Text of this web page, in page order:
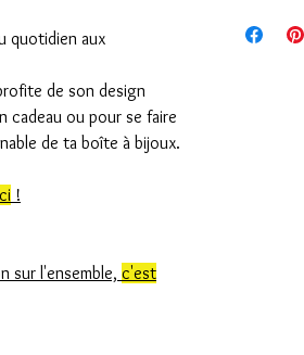
quotidien aux
de son design
cadeau ou pour se faire
de ta boîte à bijoux.
!
sur l'ensemble, c'est